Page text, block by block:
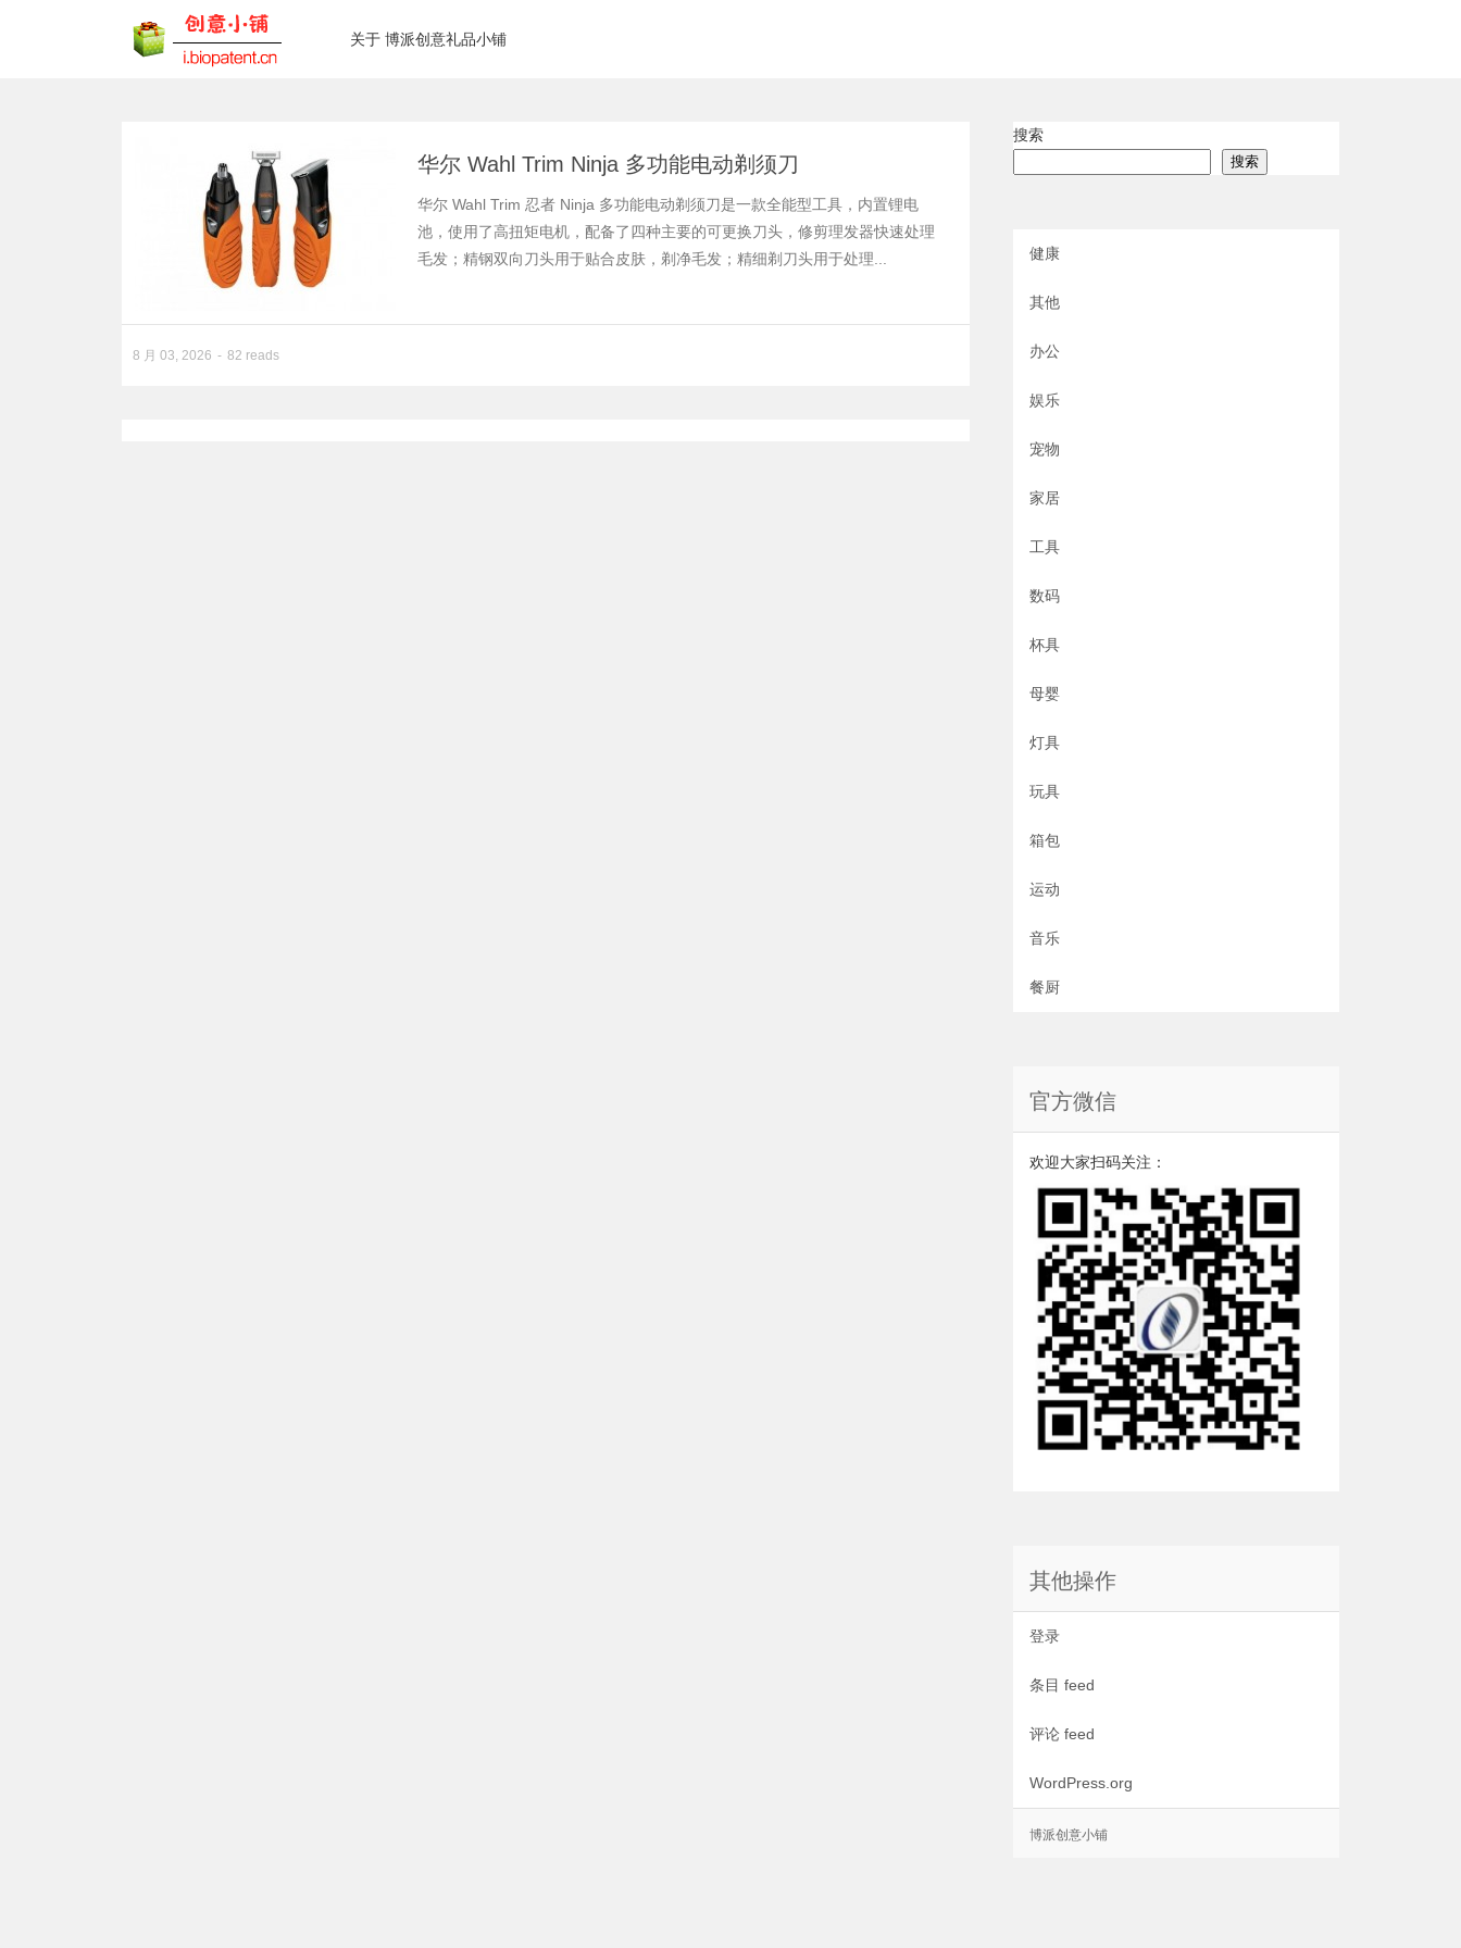
关于 博派创意礼品小铺
华尔 Wahl Trim Ninja 多功能电动剃须刀
华尔 Wahl Trim 忍者 Ninja 多功能电动剃须刀是一款全能型工具，内置锂电
池，使用了高扭矩电机，配备了四种主要的可更换刀头，修剪理发器快速处理
毛发；精钢双向刀头用于贴合皮肤，剃净毛发；精细剃刀头用于处理...
8 月 03, 2026 82 reads
搜索
搜索
健康
其他
办公
娱乐
宠物
家居
工具
数码
杯具
母婴
灯具
玩具
箱包
运动
音乐
餐厨
官方微信
欢迎大家扫码关注：
其他操作
登录
条目 feed
评论 feed
WordPress.org